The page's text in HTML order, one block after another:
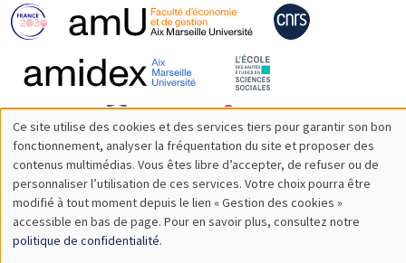
Utilisation
des
données
personnelles
Ce site utilise des cookies et des services tiers pour garantir son bon
fonctionnement, analyser la fréquentation du site et proposer des
contenus multimédias. Vous êtes libre d’accepter, de refuser ou de
personnaliser l’utilisation de ces services. Votre choix pourra être
modifié à tout moment depuis le lien « Gestion des cookies »
accessible en bas de page. Pour en savoir plus, consultez notre
politique de confidentialité.